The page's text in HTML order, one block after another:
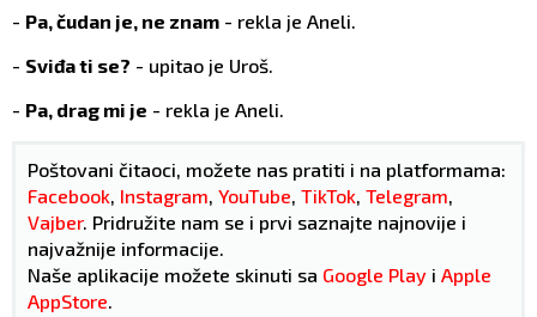
- Pa, čudan je, ne znam - rekla je Aneli.
- Sviđa ti se? - upitao je Uroš.
- Pa, drag mi je - rekla je Aneli.
Poštovani čitaoci, možete nas pratiti i na platformama:
Facebook, Instagram, YouTube, TikTok, Telegram,
Vajber. Pridružite nam se i prvi saznajte najnovije i
najvažnije informacije.
Naše aplikacije možete skinuti sa Google Play i Apple
AppStore.